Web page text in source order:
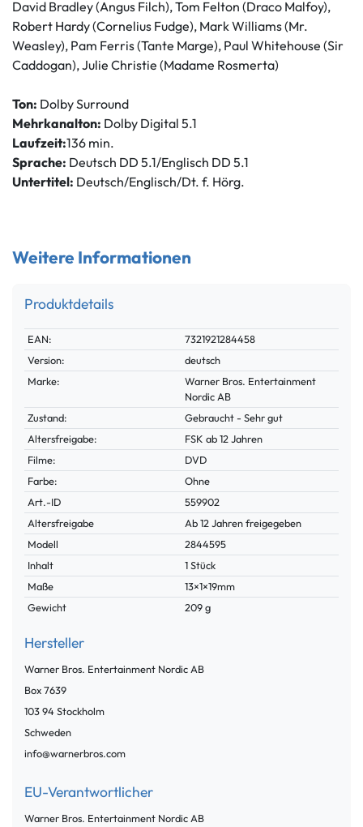
David Bradley (Angus Filch), Tom Felton (Draco Malfoy),
Robert Hardy (Cornelius Fudge), Mark Williams (Mr.
Weasley), Pam Ferris (Tante Marge), Paul Whitehouse (Sir
Caddogan), Julie Christie (Madame Rosmerta)
Ton: Dolby Surround
Mehrkanalton: Dolby Digital 5.1
Laufzeit:136 min.
Sprache: Deutsch DD 5.1/Englisch DD 5.1
Untertitel: Deutsch/Englisch/Dt. f. Hörg.
Weitere Informationen
Produktdetails
Technisches
Merkmal
Wert
EAN:
7321921284458
Version:
deutsch
Marke:
Warner Bros. Entertainment
Nordic AB
Zustand:
Gebraucht - Sehr gut
Altersfreigabe:
FSK ab 12 Jahren
Filme:
DVD
Farbe:
Ohne
Technisches
Merkmal
Wert
Art.-ID
559902
Altersfreigabe
Ab 12 Jahren freigegeben
Modell
2844595
Inhalt
1 Stück
Maße
13×1×19mm
Gewicht
209 g
Hersteller
Warner Bros. Entertainment Nordic AB
Box7639
103 94Stockholm
Schweden
info@warnerbros.com
EU-Verantwortlicher
Warner Bros. Entertainment Nordic AB